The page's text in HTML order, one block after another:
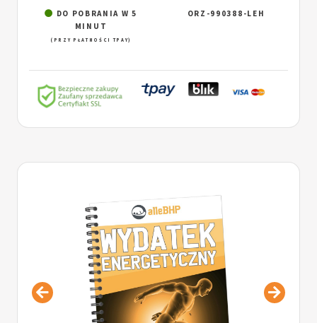
DO POBRANIA W 5
MINUT
(PRZY PŁATNOŚCI TPAY)
ORZ-990388-LEH